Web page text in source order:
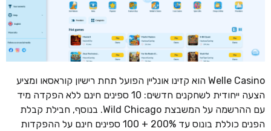
Welle Casino הוא קזינו אונליין הפועל תחת רישיון קוראסאו ומציע
הצעה ייחודית לשחקנים חדשים: 10 ספינים חינם ללא הפקדה מיד
עם ההרשמה על המשבצת Wild Chicago. בנוסף, חבילת קבלת
הפנים כוללת בונוס עד 200% + 100 ספינים חינם על ההפקדות